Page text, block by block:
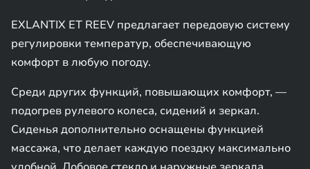
EXLANTIX ET REEV предлагает передовую систему
регулировки температур, обеспечивающую
комфорт в любую погоду.
Среди других функций, повышающих комфорт, —
подогрев рулевого колеса, сидений и зеркал.
Сиденья дополнительно оснащены функцией
массажа, что делает каждую поездку максимально